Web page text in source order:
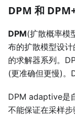
DPM 和
DPM(扩散概率模
布的扩散模型设
的求解器系列。
(更准确但更慢)。
DPM adaptive是
不能保证在采样步